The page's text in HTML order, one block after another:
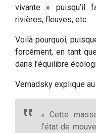
vivante » puisqu’il
rivières, fleuves, etc.
Voilà pourquoi,
forcément, en tant
dans l’équilibre
Vernadsky explique
« Cette
l’état de